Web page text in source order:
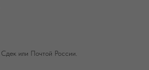
или Почтой России.